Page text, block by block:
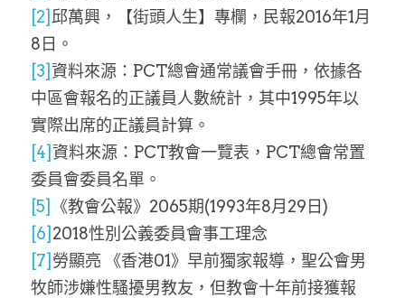
[2] 邱萬興，【街頭人生】專欄，民報2016年1月
8日。
[3] 資料來源：PCT總會通常議會手冊，依據各
中區會報名的正議員人數統計，其中1995年以
實際出席的正議員計算。
[4] 資料來源：PCT教會一覽表，PCT總會常置
委員會委員名單。
[5]
《教會公報》2065期(1993年8月29日)
[6] 2018性別公義委員會事工理念
[7] 勞顯亮 《香港01》早前獨家報導，聖公會男
牧師涉嫌性騷擾男教友，但教會十年前接獲報